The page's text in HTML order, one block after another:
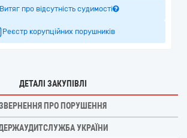
про відсутність судимості
Реєстр корупційних порушників
ДЕТАЛІ ЗАКУПІВЛІ
ПРО ПОРУШЕННЯ
УКРАЇНИ